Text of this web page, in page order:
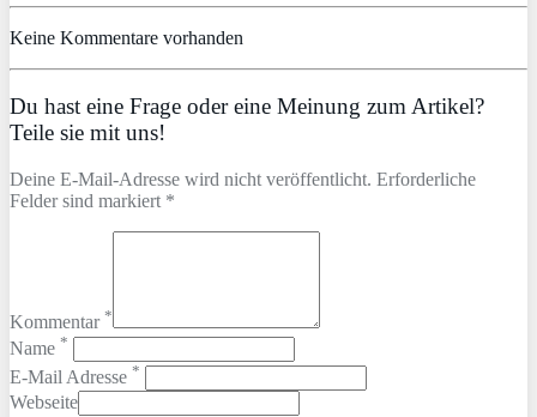
Keine Kommentare vorhanden
Du hast eine Frage oder eine Meinung zum Artikel?
Teile sie mit uns!
Deine E-Mail-Adresse wird nicht veröffentlicht. Erforderliche
Felder sind markiert *
Kommentar *
Name *
E-Mail Adresse *
Webseite